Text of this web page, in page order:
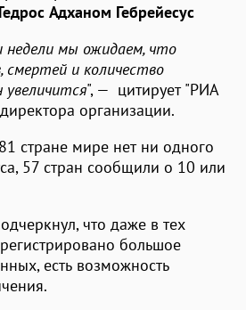
Адханом Гебрейесус
недели мы ожидаем, что
смертей и количество
", — цитирует "РИА
организации.
стране мире нет ни одного
57 стран сообщили о 10 или
что даже в тех
большое
есть возможность